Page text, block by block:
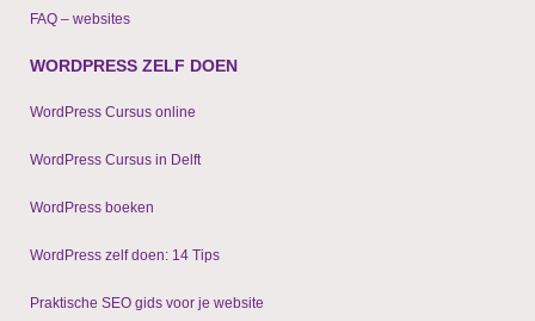
FAQ – websites
WORDPRESS ZELF DOEN
WordPress Cursus online
WordPress Cursus in Delft
WordPress boeken
WordPress zelf doen: 14 Tips
Praktische SEO gids voor je website